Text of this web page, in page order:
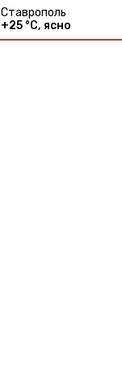
Ставрополь
+25 °С, ясно